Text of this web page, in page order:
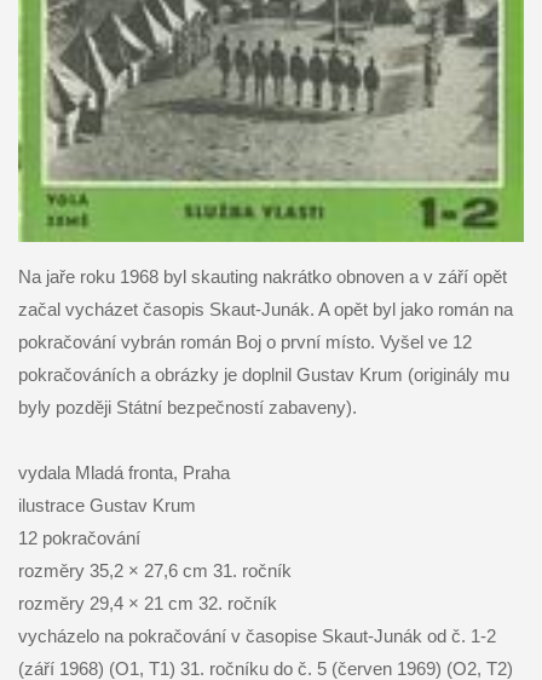
Na jaře roku 1968 byl skauting nakrátko obnoven a v září opět
začal vycházet časopis Skaut-Junák. A opět byl jako román na
pokračování vybrán román Boj o první místo. Vyšel ve 12
pokračováních a obrázky je doplnil Gustav Krum (originály mu
byly později Státní bezpečností zabaveny).
vydala Mladá fronta, Praha
ilustrace Gustav Krum
12 pokračování
rozměry 35,2 × 27,6 cm 31. ročník
rozměry 29,4 × 21 cm 32. ročník
vycházelo na pokračování v časopise Skaut-Junák od č. 1-2
(září 1968) (O1, T1) 31. ročníku do č. 5 (červen 1969) (O2, T2)